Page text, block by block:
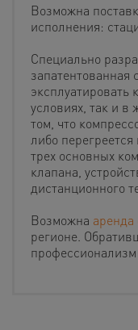
Возможна
исполнения:
Специально
запатентованная
эксплуатировать
условиях, так и в
том, что
либо
трех основных
клапана,
дистанционного
Возможна аренда
регионе.